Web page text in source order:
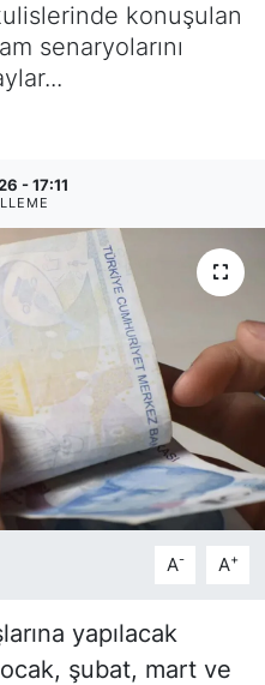
konuşulan
senaryolarını
- 17:11
A- A+
yapılacak
şubat, mart ve